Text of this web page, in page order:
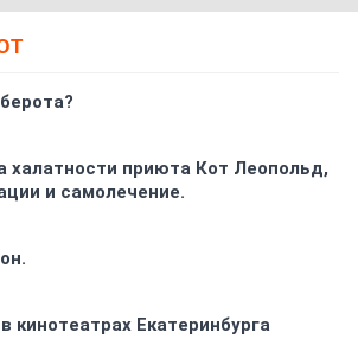
халатности приюта Кот Леопольд,
и самолечение.
кинотеатрах Екатеринбурга